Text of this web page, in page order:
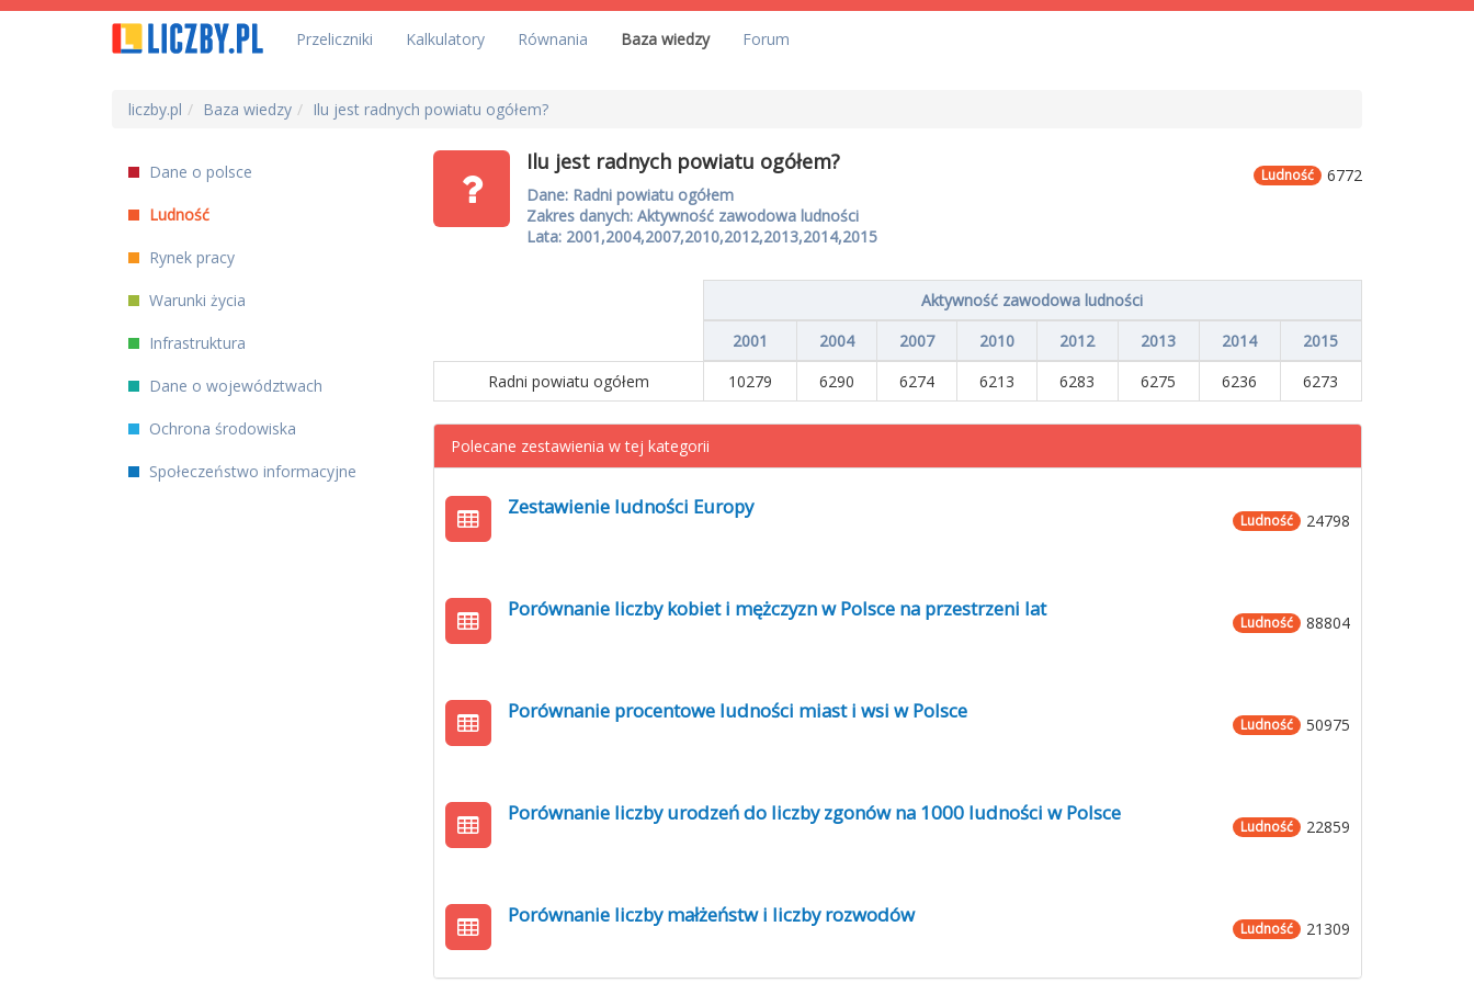
Przeliczniki Kalkulatory Równania Baza wiedzy Forum
liczby.pl Baza wiedzy Ilu jest radnych powiatu ogółem?
Dane o polsce
Ludność
Rynek pracy
Warunki życia
Infrastruktura
Dane o województwach
Ochrona środowiska
Społeczeństwo informacyjne
6772
Ludność
Ilu jest radnych powiatu ogółem?
Dane: Radni powiatu ogółem
Zakres danych: Aktywność zawodowa ludności
Lata: 2001,2004,2007,2010,2012,2013,2014,2015
Aktywność zawodowa ludności
2001
2004 2007 2010 2012 2013 2014
2015
Radni powiatu ogółem
10279 6290 6274 6213 6283 6275 6236 6273
Polecane zestawienia w tej kategorii
24798
Ludność
Zestawienie ludności Europy
88804
Ludność
Porównanie liczby kobiet i mężczyzn w Polsce na przestrzeni lat
50975
Ludność
Porównanie procentowe ludności miast i wsi w Polsce
22859
Ludność
Porównanie liczby urodzeń do liczby zgonów na 1000 ludności w Polsce
21309
Ludność
Porównanie liczby małżeństw i liczby rozwodów